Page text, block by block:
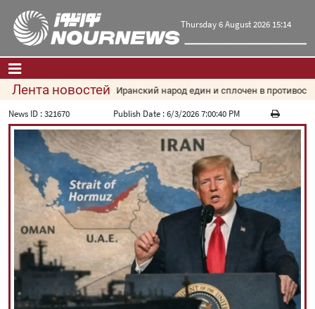
Thursday 6 August 2026 15:14
Главная|Контакты|О нас
Новости
Культура и общество
Экономика
Политика
взгляд
Мультимедиа
|فارسی English|العربیه |
עברית|русский |
Лента новостей
Пезешкиан: Иранский народ един и сплочен в противостоянии
News ID :321670 Publish Date :6/3/2026 7:00:40 PM